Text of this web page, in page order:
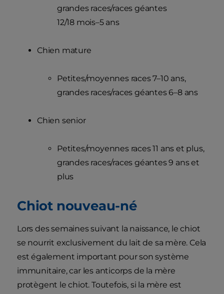
grandes races/races géantes
12/18 mois–5 ans
Chien mature
Petites/moyennes races 7–10 ans,
grandes races/races géantes 6–8 ans
Chien senior
Petites/moyennes races 11 ans et plus,
grandes races/races géantes 9 ans et
plus
Chiot nouveau-né
Lors des semaines suivant la naissance, le chiot
se nourrit exclusivement du lait de sa mère. Cela
est également important pour son système
immunitaire, car les anticorps de la mère
protègent le chiot. Toutefois, si la mère est